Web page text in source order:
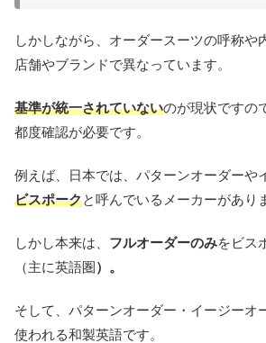
しかしながら、オーダースーツの呼称や
店舗やブランドで異なっています。
基準が統一されていないのが現状ですの
都度確認が必要です。
例えば、日本では、パターンオーダーや
ビスポークと呼んでいるメーカーがあり
しかし本来は、 フルオーダーのみをビス
（主に英語圏）。
そして、パターンオーダー・イージーオ
使われる和製英語です。